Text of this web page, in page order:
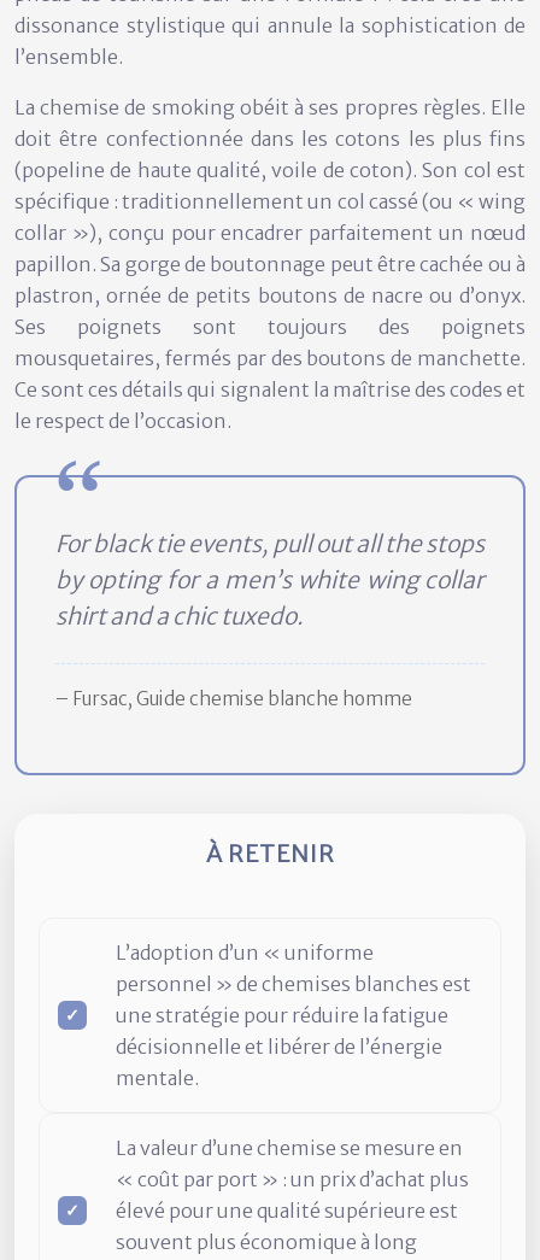
dissonance stylistique qui annule la sophistication de
l’ensemble.
La chemise de smoking obéit à ses propres règles. Elle
doit être confectionnée dans les cotons les plus fins
(popeline de haute qualité, voile de coton). Son col est
spécifique : traditionnellement un col cassé (ou « wing
collar »), conçu pour encadrer parfaitement un nœud
papillon. Sa gorge de boutonnage peut être cachée ou à
plastron, ornée de petits boutons de nacre ou d’onyx.
Ses poignets sont toujours des poignets
mousquetaires, fermés par des boutons de manchette.
Ce sont ces détails qui signalent la maîtrise des codes et
le respect de l’occasion.
For black tie events, pull out all the stops
by opting for a men’s white wing collar
shirt and a chic tuxedo.
– Fursac, Guide chemise blanche homme
À RETENIR
L’adoption d’un « uniforme
personnel » de chemises blanches est
une stratégie pour réduire la fatigue
décisionnelle et libérer de l’énergie
mentale.
La valeur d’une chemise se mesure en
« coût par port » : un prix d’achat plus
élevé pour une qualité supérieure est
souvent plus économique à long